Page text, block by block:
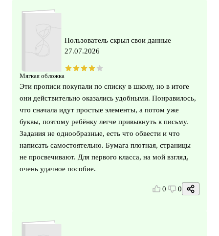
Мягкая обложка
Пользователь скрыл свои данные
27.07.2026
Эти прописи покупали по списку в школу, но в итоге
они действительно оказались удобными. Понравилось,
что сначала идут простые элементы, а потом уже
буквы, поэтому ребёнку легче привыкнуть к письму.
Задания не однообразные, есть что обвести и что
написать самостоятельно. Бумага плотная, страницы
не просвечивают. Для первого класса, на мой взгляд,
очень удачное пособие.
0 0